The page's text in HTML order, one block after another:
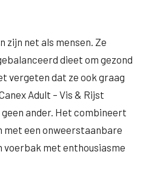
zijn net als mensen. Ze
dieet om gezond
vergeten dat ze ook graag
Adult – Vis & Rijst
ander. Het combineert
met een onweerstaanbare
voerbak met enthousiasme